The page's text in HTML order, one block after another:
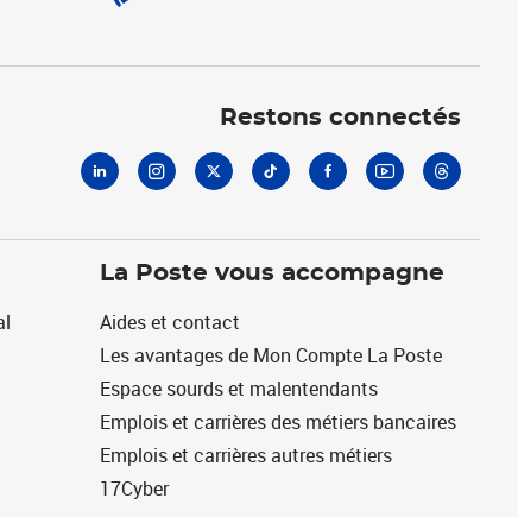
Restons connectés
La Poste vous accompagne
Aides et contact
Les avantages de Mon Compte La Poste
Espace sourds et malentendants
Emplois et carrières des métiers bancaires
Emplois et carrières autres métiers
17Cyber